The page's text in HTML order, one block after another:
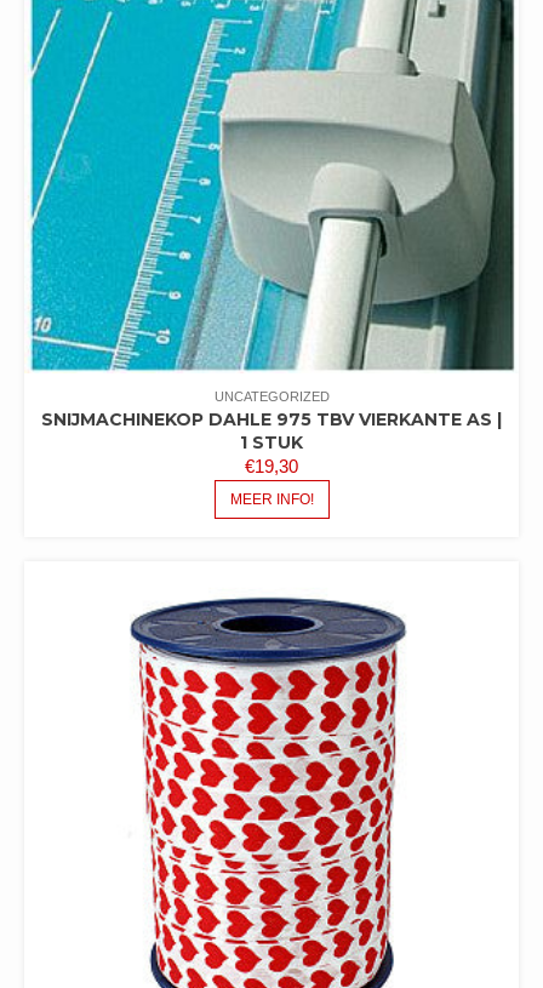
UNCATEGORIZED
SNIJMACHINEKOP DAHLE 975 TBV VIERKANTE AS |
1 STUK
€19,30
MEER INFO!